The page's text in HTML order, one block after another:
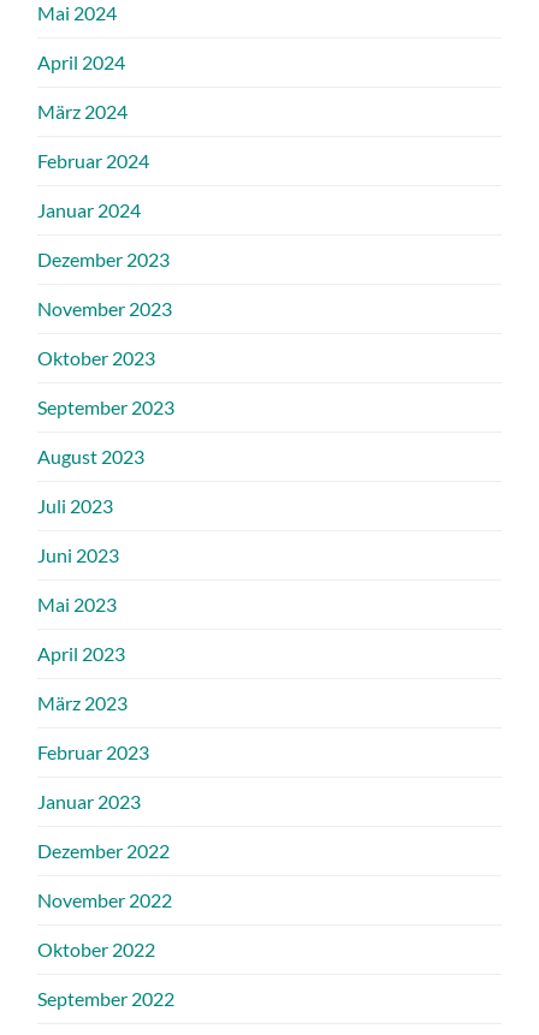
Mai 2024
April 2024
März 2024
Februar 2024
Januar 2024
Dezember 2023
November 2023
Oktober 2023
September 2023
August 2023
Juli 2023
Juni 2023
Mai 2023
April 2023
März 2023
Februar 2023
Januar 2023
Dezember 2022
November 2022
Oktober 2022
September 2022